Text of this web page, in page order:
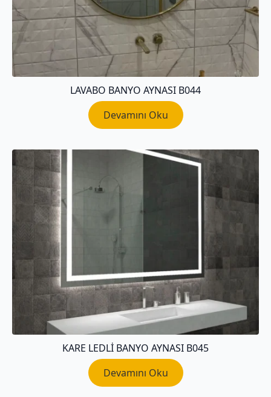
LAVABO BANYO AYNASI B044
Devamını Oku
KARE LEDLI BANYO AYNASI B045
Devamını Oku